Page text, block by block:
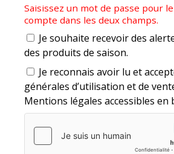
Saisissez un mot de passe pour
compte dans les deux champs.
Je souhaite recevoir des
des produits de saison.
Je reconnais avoir lu et
générales d’utilisation et de
Mentions légales accessibles en